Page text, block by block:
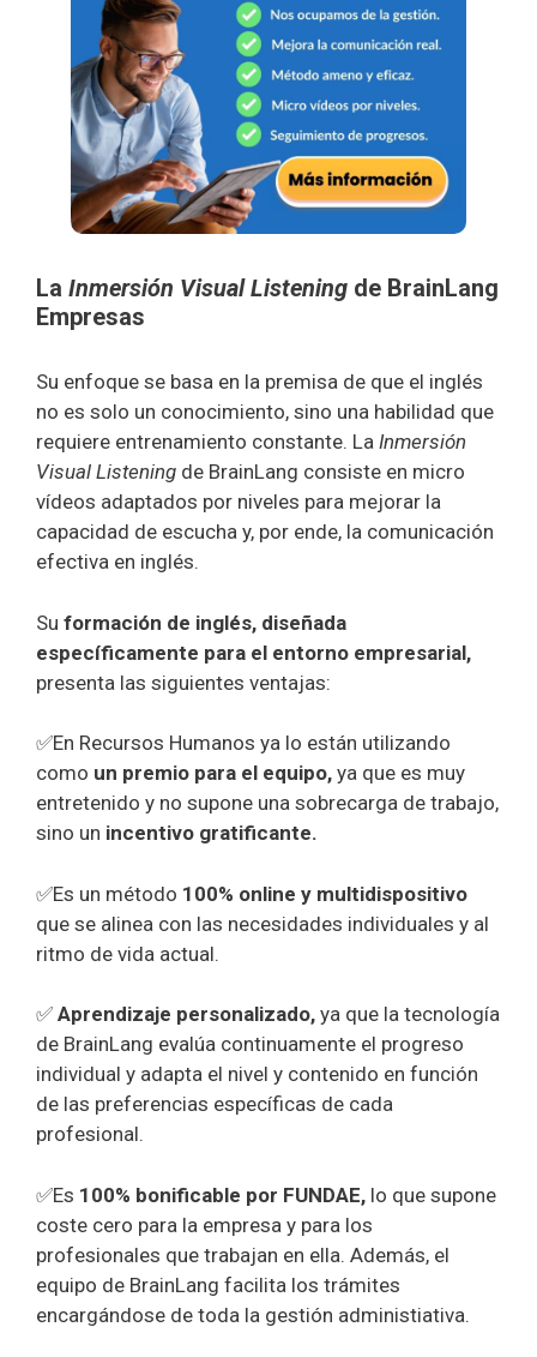
La Inmersión Visual Listening de BrainLang
Empresas
Su enfoque se basa en la premisa de que el inglés
no es solo un conocimiento, sino una habilidad que
requiere entrenamiento constante. La Inmersión
Visual Listening de BrainLang consiste en micro
vídeos adaptados por niveles para mejorar la
capacidad de escucha y, por ende, la comunicación
efectiva en inglés.
Su formación de inglés, diseñada
específicamente para el entorno empresarial,
presenta las siguientes ventajas:
✅En Recursos Humanos ya lo están utilizando
como un premio para el equipo, ya que es muy
entretenido y no supone una sobrecarga de trabajo,
sino un incentivo gratificante.
✅Es un método 100% online y multidispositivo
que se alinea con las necesidades individuales y al
ritmo de vida actual.
✅ Aprendizaje personalizado, ya que la tecnología
de BrainLang evalúa continuamente el progreso
individual y adapta el nivel y contenido en función
de las preferencias específicas de cada
profesional.
✅Es 100% bonificable por FUNDAE, lo que supone
coste cero para la empresa y para los
profesionales que trabajan en ella. Además, el
equipo de BrainLang facilita los trámites
encargándose de toda la gestión administiativa.